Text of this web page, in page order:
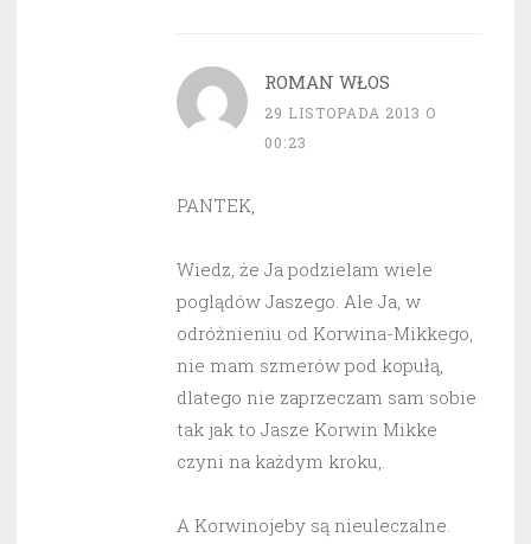
ROMAN WŁOS
29 LISTOPADA 2013 O
00:23
PANTEK,
Wiedz, że Ja podzielam wiele
poglądów Jaszego. Ale Ja, w
odróżnieniu od Korwina-Mikkego,
nie mam szmerów pod kopułą,
dlatego nie zaprzeczam sam sobie
tak jak to Jasze Korwin Mikke
czyni na każdym kroku,.
A Korwinojeby są nieuleczalne.